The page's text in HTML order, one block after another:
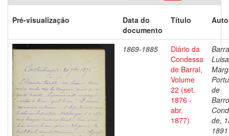
Pré-visualização
Data do
documento
Título
1869-1885
Diário da
Condessa
de Barral,
Volume
22 (set.
1876 -
abr.
1877)
Luisa
de
de,
1891